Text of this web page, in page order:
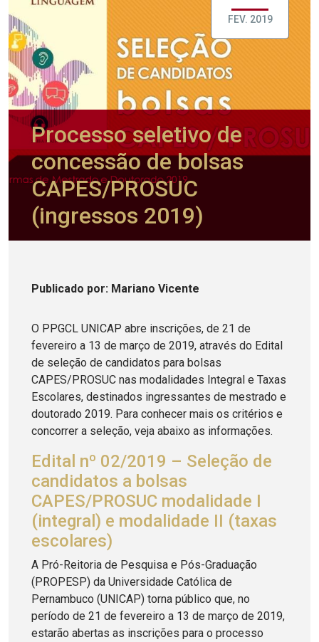
FEV. 2019
Processo seletivo de
concessão de bolsas
CAPES/PROSUC
(ingressos 2019)
Publicado por: Mariano Vicente
O PPGCL UNICAP abre inscrições, de 21 de
fevereiro a 13 de março de 2019, através do Edital
de seleção de candidatos para bolsas
CAPES/PROSUC nas modalidades Integral e Taxas
Escolares, destinados ingressantes de mestrado e
doutorado 2019. Para conhecer mais os critérios e
concorrer a seleção, veja abaixo as informações.
Edital nº 02/2019 – Seleção de
candidatos a bolsas
CAPES/PROSUC modalidade I
(integral) e modalidade II (taxas
escolares)
A Pró-Reitoria de Pesquisa e Pós-Graduação
(PROPESP) da Universidade Católica de
Pernambuco (UNICAP) torna público que, no
período de 21 de fevereiro a 13 de março de 2019,
estarão abertas as inscrições para o processo